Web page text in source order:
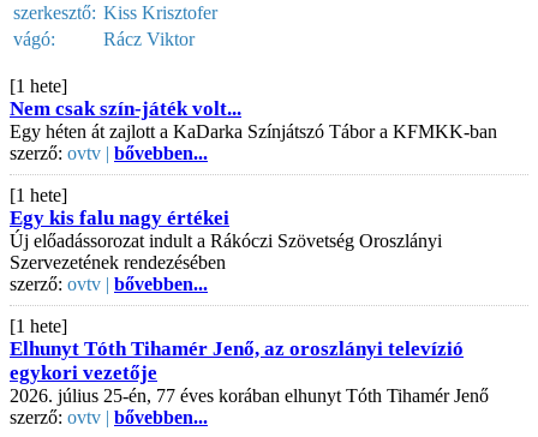
szerkesztő: Kiss Krisztofer
vágó:
Rácz Viktor
[1 hete]
Nem csak szín-játék volt...
Egy héten át zajlott a KaDarka Színjátszó Tábor a KFMKK-ban
szerző: ovtv | bővebben...
[1 hete]
Egy kis falu nagy értékei
Új előadássorozat indult a Rákóczi Szövetség Oroszlányi
Szervezetének rendezésében
szerző: ovtv | bővebben...
[1 hete]
Elhunyt Tóth Tihamér Jenő, az oroszlányi televízió
egykori vezetője
2026. július 25-én, 77 éves korában elhunyt Tóth Tihamér Jenő
szerző: ovtv | bővebben...